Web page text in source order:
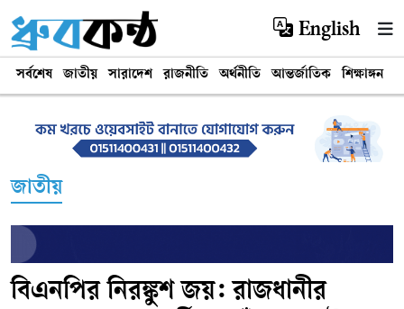
English
সর্বশেষ জাতীয় সারাদেশ রাজনীতি অর্থনীতি আন্তর্জাতিক শিক্ষাঙ্গন
জাতীয়
বিএনপির নিরঙ্কুশ জয়: রাজধানীর